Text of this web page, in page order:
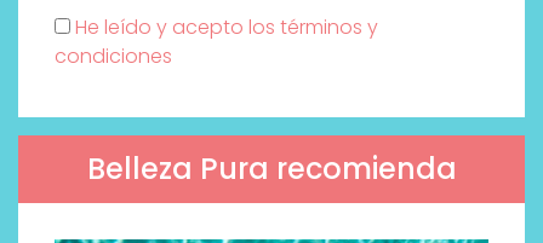
He leído y acepto los términos y
condiciones
Belleza Pura recomienda